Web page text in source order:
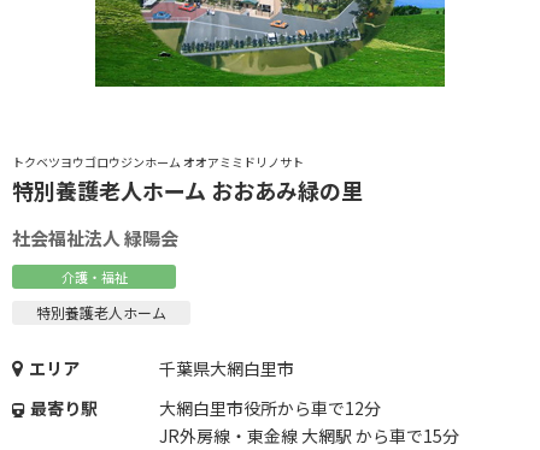
トクベツヨウゴロウジンホーム オオアミミドリノサト
特別養護老人ホーム おおあみ緑の里
社会福祉法人 緑陽会
介護・福祉
特別養護老人ホーム
エリア
千葉県大網白里市
最寄り駅
大網白里市役所から車で12分
JR外房線・東金線 大網駅 から車で15分